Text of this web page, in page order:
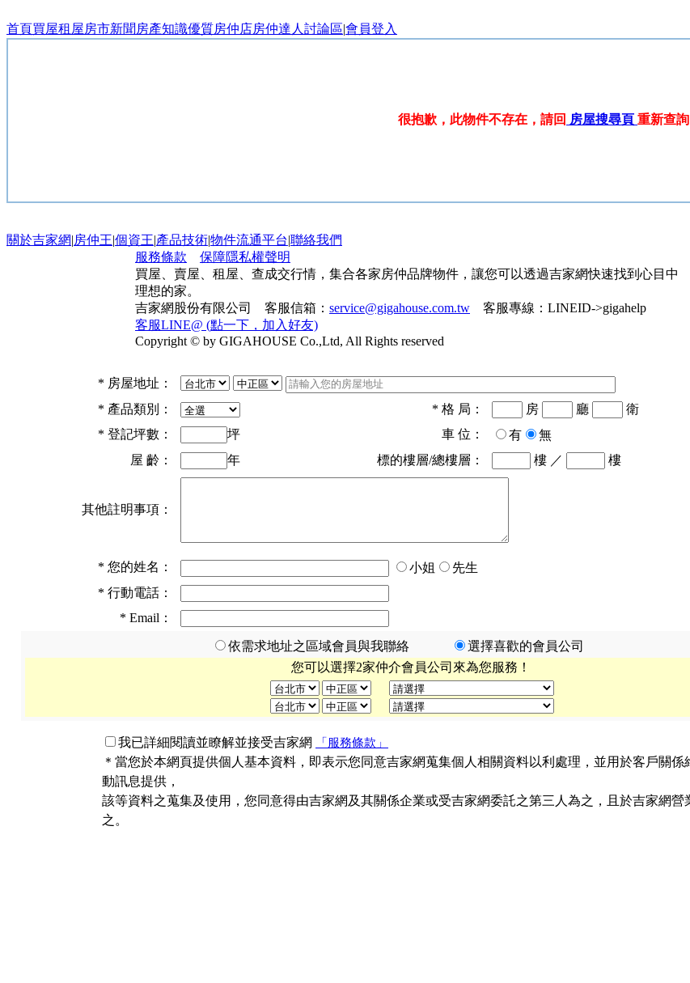
首頁買屋租屋房市新聞 房產知識優質房仲店房仲達人 討論區|會員登入
很抱歉，此物件不存在，請回 房屋搜尋頁 重新查詢
關於吉家網|房仲王|個資王|產品技術|物件流通平台|聯絡我們
服務條款
保障隱私權聲明
買屋、賣屋、租屋、查成交行情，集合各家房仲品牌物件，讓您可以透過吉家網快速找到心目中
理想的家。
吉家網股份有限公司 客服信箱： service@gigahouse.com.tw 客服專線： LINEID->gigahelp
客服LINE@ (點一下，加入好友)
Copyright © by GIGAHOUSE Co.,Ltd, All Rights reserved